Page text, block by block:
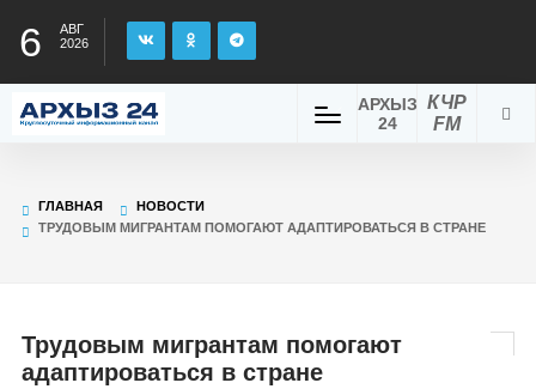
6
АВГ
2026
КЧР
FM
АРХЫЗ
24
ГЛАВНАЯ
НОВОСТИ
ТРУДОВЫМ МИГРАНТАМ ПОМОГАЮТ АДАПТИРОВАТЬСЯ В СТРАНЕ
Трудовым мигрантам помогают
адаптироваться в стране